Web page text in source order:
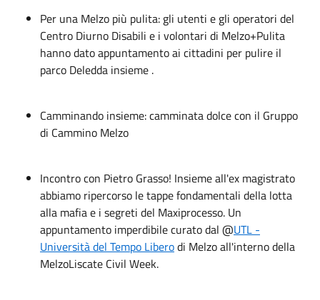
Per una Melzo più pulita: gli utenti e gli operatori del
Centro Diurno Disabili e i volontari di Melzo+Pulita
hanno dato appuntamento ai cittadini per pulire il
parco Deledda insieme .
Camminando insieme: camminata dolce con il Gruppo
di Cammino Melzo
Incontro con Pietro Grasso! Insieme all'ex magistrato
abbiamo ripercorso le tappe fondamentali della lotta
alla mafia e i segreti del Maxiprocesso. Un
appuntamento imperdibile curato dal @UTL -
Università del Tempo Liberodi Melzo all'interno della
MelzoLiscate Civil Week.